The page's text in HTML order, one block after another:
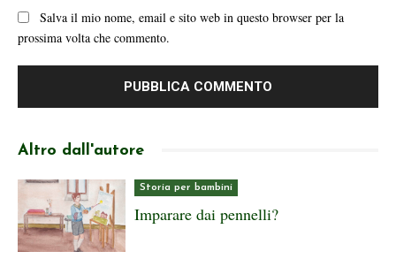
Salva il mio nome, email e sito web in questo browser per la
prossima volta che commento.
Altro dall'autore
Storia per bambini
Imparare dai pennelli?